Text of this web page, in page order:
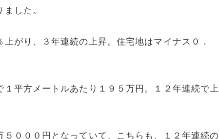
した。
がり、３年連続の上昇。住宅地はマイナス０．
平方メートルあたり１９５万円。１２年連続で上
０００円となっていて、こちらも、１２年連続の